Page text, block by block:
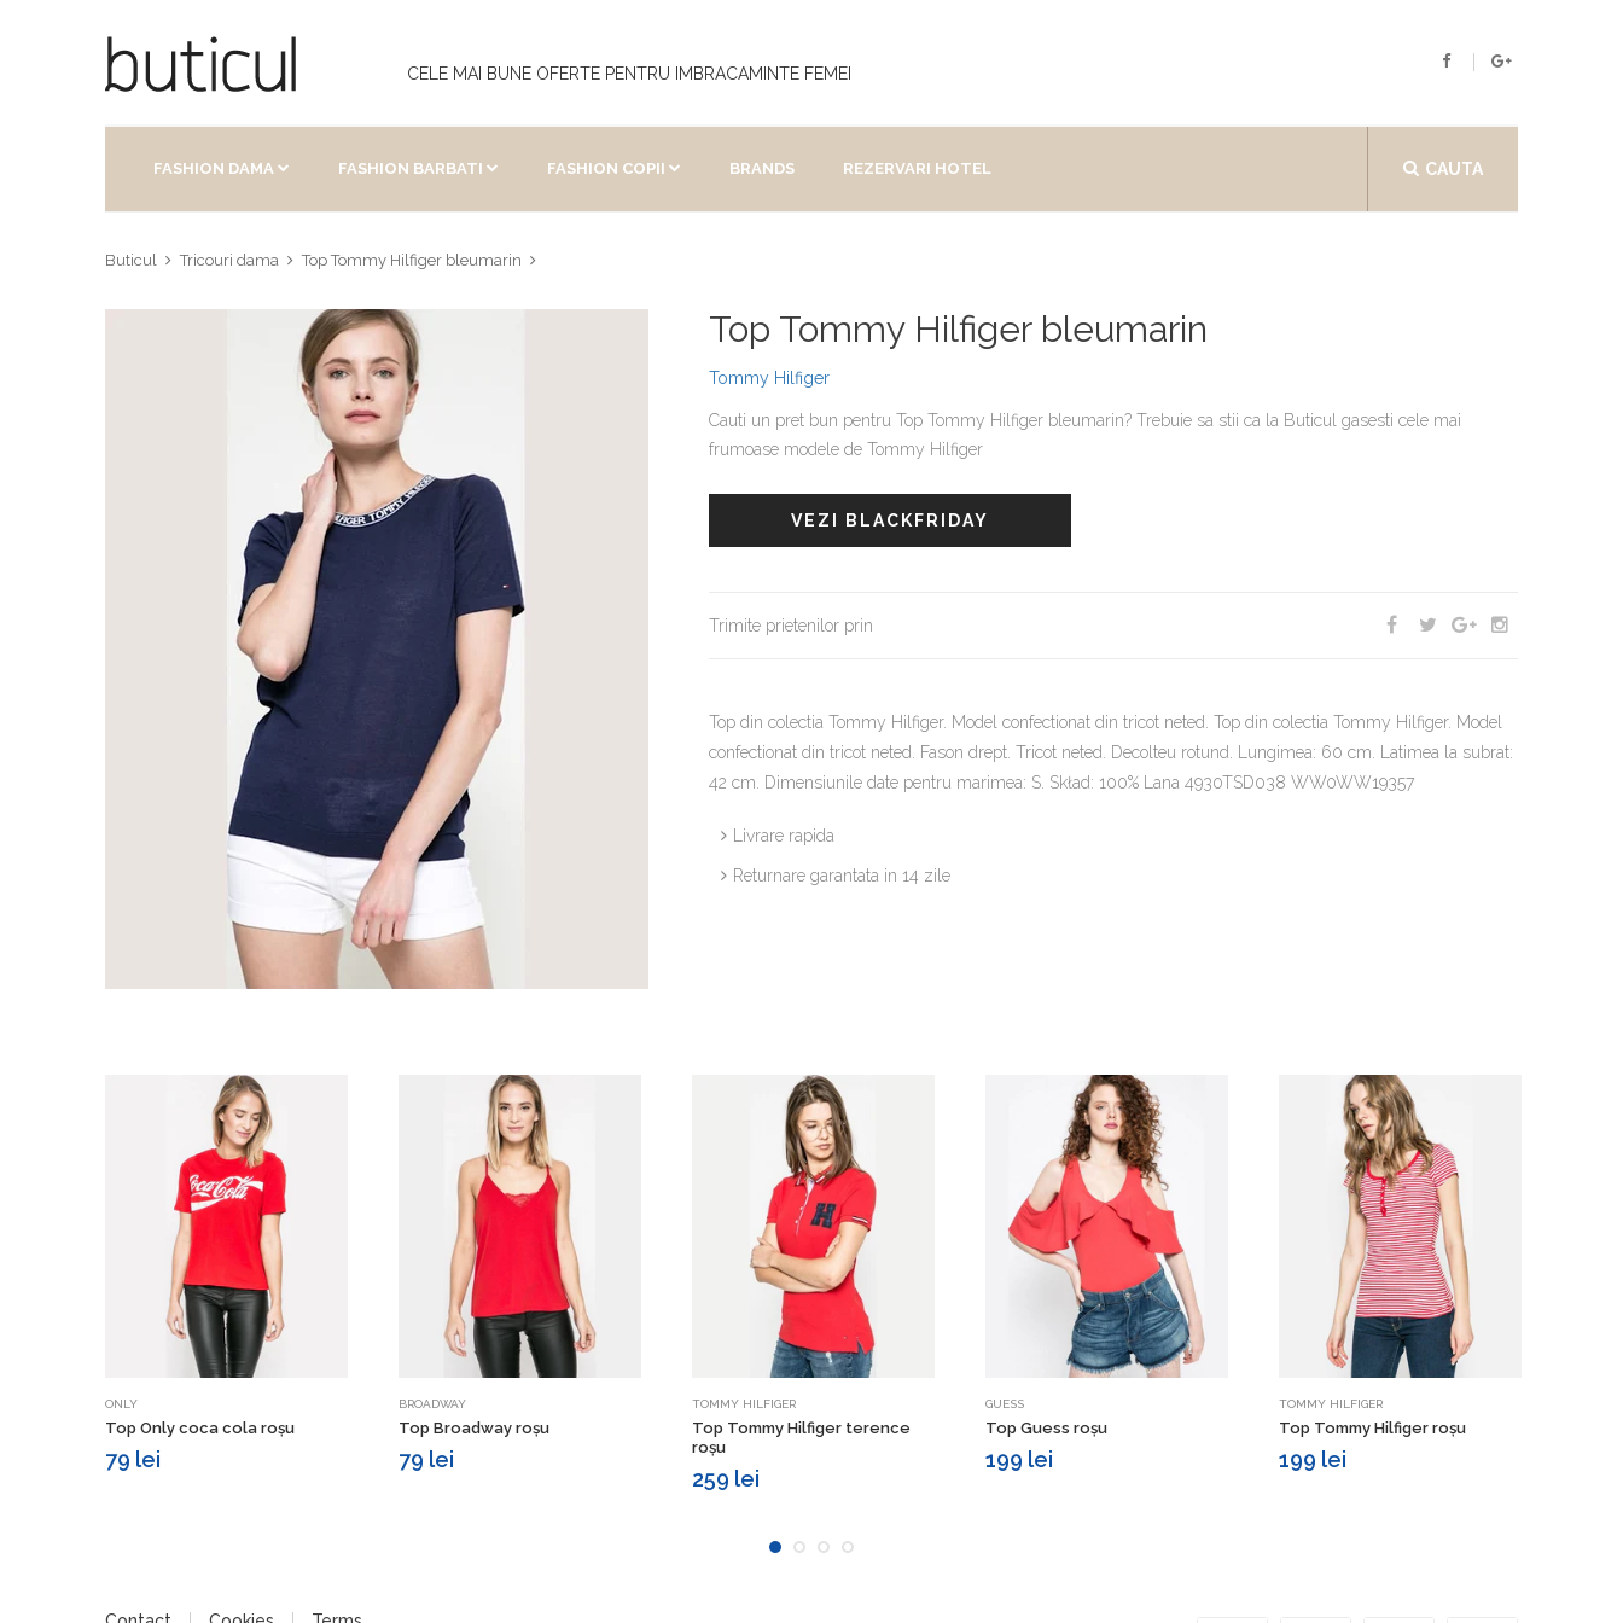
CELE MAI BUNE OFERTE PENTRU IMBRACAMINTE FEMEI
CAUTA
FASHION DAMA FASHION BARBATI FASHION COPII BRANDS REZERVARI HOTEL
Buticul Tricouri dama Top Tommy Hilfiger bleumarin
Top Tommy Hilfiger bleumarin
Tommy Hilfiger
Cauti un pret bun pentru Top Tommy Hilfiger bleumarin? Trebuie sa stii ca la Buticul gasesti cele mai
frumoase modele de Tommy Hilfiger
VEZI BLACKFRIDAY
Trimite prietenilor prin
Top din colectia Tommy Hilfiger. Model confectionat din tricot neted. Top din colectia Tommy Hilfiger. Model
confectionat din tricot neted. Fason drept. Tricot neted. Decolteu rotund. Lungimea: 60 cm. Latimea la subrat:
42 cm. Dimensiunile date pentru marimea: S. Skład: 100% Lana 4930TSD038 WW0WW19357
Livrare rapida
Returnare garantata in 14 zile
ONLY
Top Only coca cola roșu
79 lei
BROADWAY
Top Broadway roșu
79 lei
Vezi detalii
TOMMY HILFIGER
Top Tommy Hilfiger terence
roșu
259 lei
GUESS
Top Guess roșu
199 lei
Vezi detalii
TOMMY HILFIGER
Top Tommy Hilfiger roșu
199 lei